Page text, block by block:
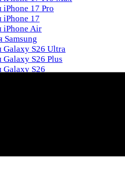
iPhone 17 Pro
iPhone 17
iPhone Air
Samsung
Galaxy S26 Ultra
Galaxy S26 Plus
Galaxy S26